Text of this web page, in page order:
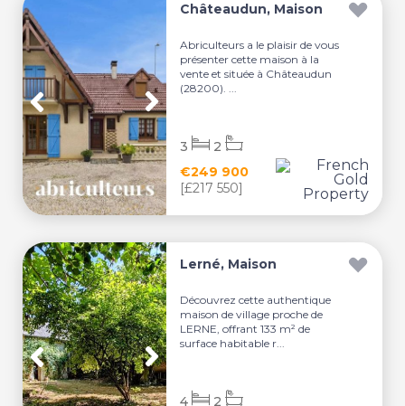
Châteaudun, Maison
Abriculteurs a le plaisir de vous
présenter cette maison à la
vente et située à Châteaudun
(28200). ...
€249 900
[£217 550]
3 2
Lerné, Maison
Découvrez cette authentique
maison de village proche de
LERNE, offrant 133 m² de
surface habitable r...
4 2